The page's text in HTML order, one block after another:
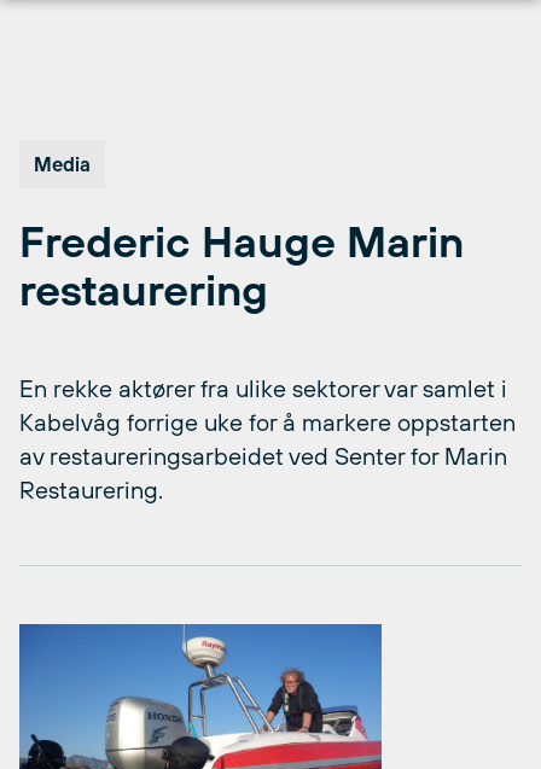
Media
Frederic Hauge Marin
restaurering
En rekke aktører fra ulike sektorer var samlet i
Kabelvåg forrige uke for å markere oppstarten
av restaureringsarbeidet ved Senter for Marin
Restaurering.